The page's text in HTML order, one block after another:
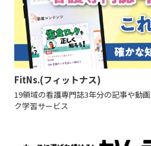
FitNs.(フィットナス)
19領域の看護専門誌3年分の記事や動
ク学習サービス